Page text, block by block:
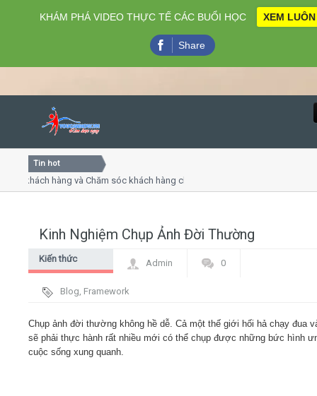
Close
Home
Giới thiệu
Video
Tin hot
hàng và Chăm sóc khách hàng chuyên nghiệp
Kinh Nghiệm Chụp Ảnh Đời Thường
Kiến thức
Admin 0
Blog, Framework
Chụp ảnh đời thường không hề dễ. Cả một thế giới hối hả chạy đua
sẽ phải thực hành rất nhiều mới có thể chụp được những bức hình
cuộc sống xung quanh.
KHÁM PHÁ VIDEO THỰC TẾ CÁC BUỔI HỌC XEM LUÔN
Share